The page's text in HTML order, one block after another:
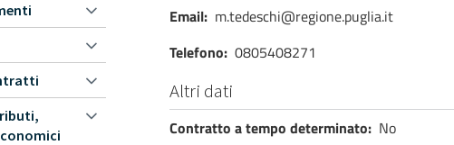
Email m.tedeschi@regione.puglia.it
Telefono 0805408271
Altri dati
Contratto a tempo determinato No